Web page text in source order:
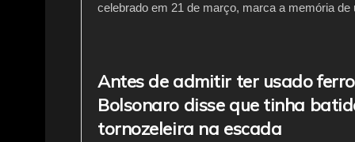
celebrado em 21 de março, marca a memória de
Antes de admitir ter usado
Bolsonaro disse que tinha
tornozeleira na escada